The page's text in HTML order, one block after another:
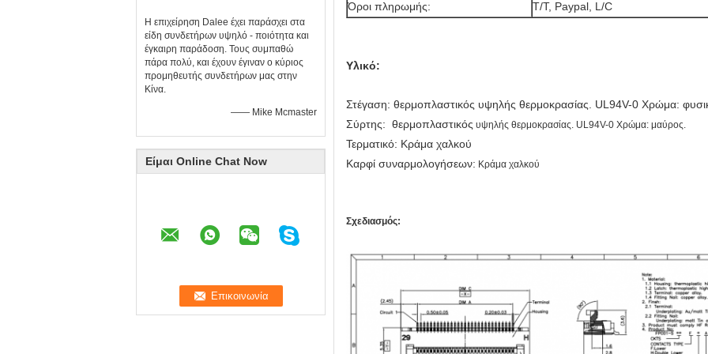
Η επιχείρηση Dalee έχει παράσχει στα
είδη συνδετήρων υψηλό - ποιότητα και
έγκαιρη παράδοση. Τους συμπαθώ
πάρα πολύ, και έχουν έγιναν ο κύριος
προμηθευτής συνδετήρων μας στην
Κίνα.
—— Mike Mcmaster
Είμαι Online Chat Now
Όροι πληρωμής: T/T, Paypal, L/C
Υλικό:
Στέγαση: θερμοπλαστικός υψηλής θερμοκρασίας. UL94V-0 Χρώμα:
Σύρτης: θερμοπλαστικός υψηλής θερμοκρασίας. UL94V-0 Χρώμα: μαύρος.
Τερματικό: Κράμα χαλκού
Καρφί συναρμολογήσεων: Κράμα χαλκού
Σχεδιασμός: